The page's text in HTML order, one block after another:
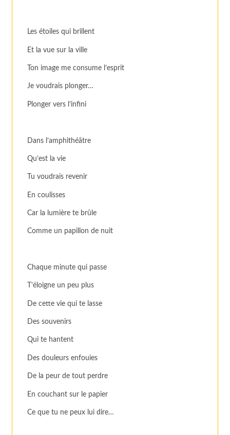
Les étoiles qui brillent
Et la vue sur la ville
Ton image me consume l’esprit
Je voudrais plonger…
Plonger vers l’infini
Dans l’amphithéâtre
Qu’est la vie
Tu voudrais revenir
En coulisses
Car la lumière te brûle
Comme un papillon de nuit
Chaque minute qui passe
T’éloigne un peu plus
De cette vie qui te lasse
Des souvenirs
Qui te hantent
Des douleurs enfouies
De la peur de tout perdre
En couchant sur le papier
Ce que tu ne peux lui dire…